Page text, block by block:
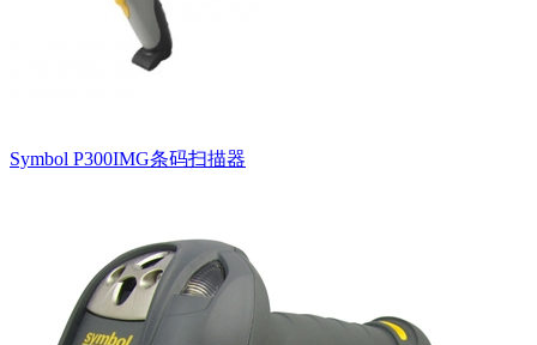
Symbol P300IMG条码扫描器